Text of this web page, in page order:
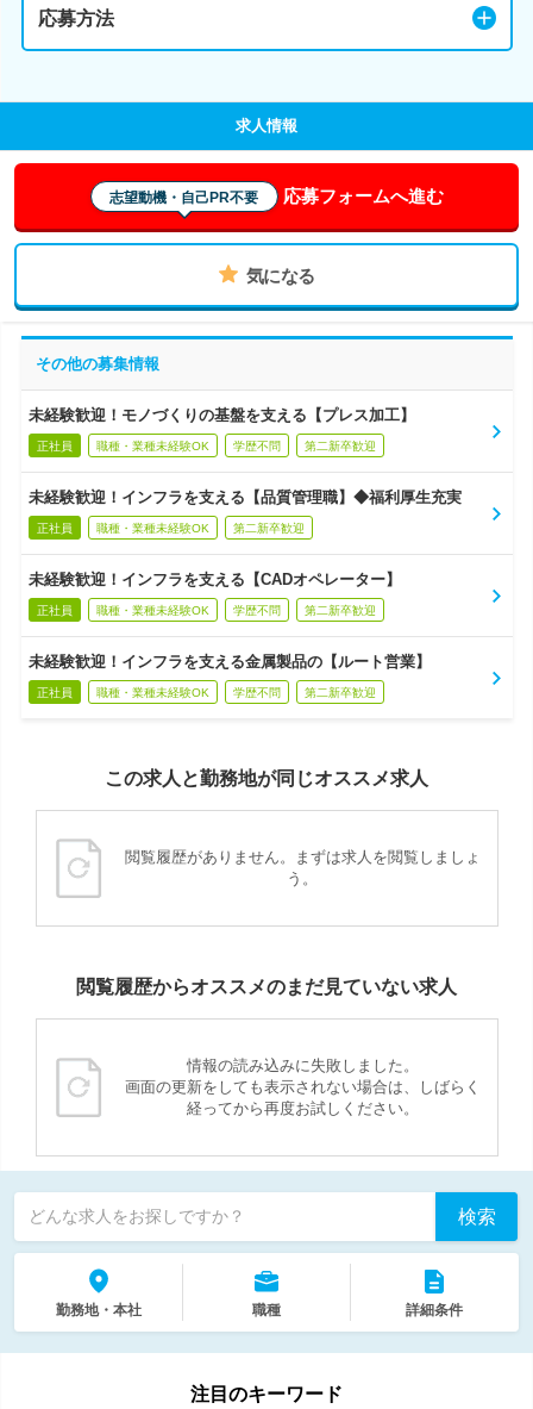
応募方法
求人情報
志望動機・自己PR不要 応募フォームへ進む
気になる
その他の募集情報
未経験歓迎！モノづくりの基盤を支える【プレス加工】
正社員 職種・業種未経験OK 学歴不問 第二新卒歓迎
未経験歓迎！インフラを支える【品質管理職】◆福利厚生充実
正社員 職種・業種未経験OK 第二新卒歓迎
未経験歓迎！インフラを支える【CADオペレーター】
正社員 職種・業種未経験OK 学歴不問 第二新卒歓迎
未経験歓迎！インフラを支える金属製品の【ルート営業】
正社員 職種・業種未経験OK 学歴不問 第二新卒歓迎
この求人と勤務地が同じオススメ求人
閲覧履歴がありません。まずは求人を閲覧しましょ
う。
閲覧履歴からオススメのまだ見ていない求人
情報の読み込みに失敗しました。
画面の更新をしても表示されない場合は、しばらく
経ってから再度お試しください。
どんな求人をお探しですか？ 検索
勤務地・本社 職種 詳細条件
注目のキーワード